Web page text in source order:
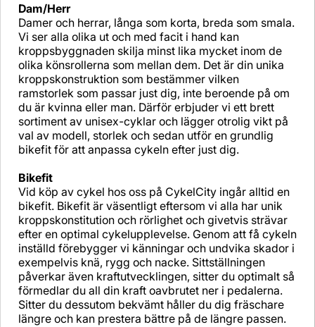
Dam/Herr
Damer och herrar, långa som korta, breda som smala.
Vi ser alla olika ut och med facit i hand kan
kroppsbyggnaden skilja minst lika mycket inom de
olika könsrollerna som mellan dem. Det är din unika
kroppskonstruktion som bestämmer vilken
ramstorlek som passar just dig, inte beroende på om
du är kvinna eller man. Därför erbjuder vi ett brett
sortiment av unisex-cyklar och lägger otrolig vikt på
val av modell, storlek och sedan utför en grundlig
bikefit för att anpassa cykeln efter just dig.
Bikefit
Vid köp av cykel hos oss på CykelCity ingår alltid en
bikefit. Bikefit är väsentligt eftersom vi alla har unik
kroppskonstitution och rörlighet och givetvis strävar
efter en optimal cykelupplevelse. Genom att få cykeln
inställd förebygger vi känningar och undvika skador i
exempelvis knä, rygg och nacke. Sittställningen
påverkar även kraftutvecklingen, sitter du optimalt så
förmedlar du all din kraft oavbrutet ner i pedalerna.
Sitter du dessutom bekvämt håller du dig fräschare
längre och kan prestera bättre på de längre passen.